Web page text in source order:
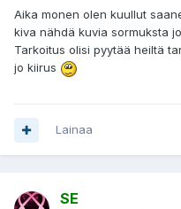
Aika monen olen kuullut
kiva nähdä kuvia sormuksta
Tarkoitus olisi pyytää heiltä
jo kiirus
Lainaa
SE